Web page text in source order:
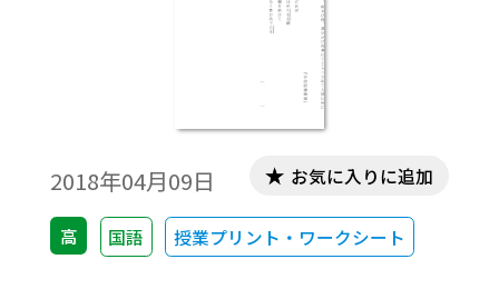
2018年04月09日
高 国語 授業プリント・ワークシート
お気に入りに追加